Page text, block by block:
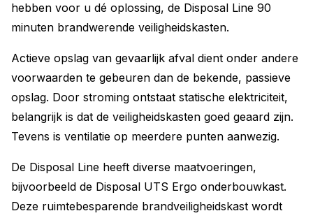
hebben voor u dé oplossing, de Disposal Line 90
minuten brandwerende veiligheidskasten.
Actieve opslag van gevaarlijk afval dient onder andere
voorwaarden te gebeuren dan de bekende, passieve
opslag. Door stroming ontstaat statische elektriciteit,
belangrijk is dat de veiligheidskasten goed geaard zijn.
Tevens is ventilatie op meerdere punten aanwezig.
De Disposal Line heeft diverse maatvoeringen,
bijvoorbeeld de Disposal UTS Ergo onderbouwkast.
Deze ruimtebesparende brandveiligheidskast wordt